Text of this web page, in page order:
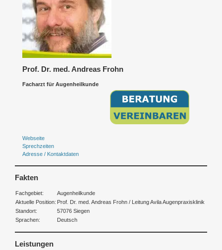
Prof. Dr. med. Andreas Frohn
Facharzt für Augenheilkunde
Webseite
Sprechzeiten
Adresse / Kontaktdaten
Fakten
Fachgebiet:
Augenheilkunde
Aktuelle Position: Prof. Dr. med. Andreas Frohn / Leitung Avila Augenpraxisklinik
Standort:
57076 Siegen
Sprachen:
Deutsch
Leistungen